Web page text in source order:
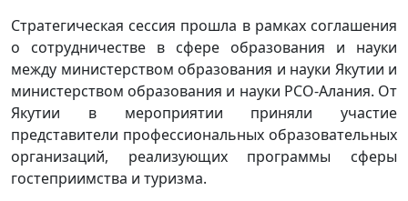
Стратегическая сессия прошла в рамках соглашения
о сотрудничестве в сфере образования и науки
между министерством образования и науки Якутии и
министерством образования и науки РСО-Алания. От
Якутии в мероприятии приняли участие
представители профессиональных образовательных
организаций, реализующих программы сферы
гостеприимства и туризма.